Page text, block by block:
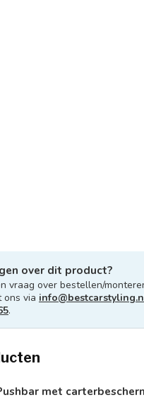
over dit product?
vraag over bestellen/
ons via
.
met